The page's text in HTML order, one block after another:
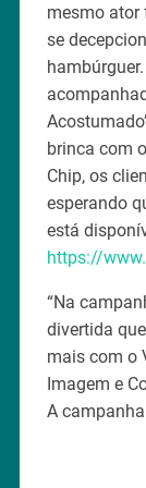
mesmo ator
se
brinca com
Chip, os
esperando
está
https://
“Na
divertida
mais com o
Imagem e
A